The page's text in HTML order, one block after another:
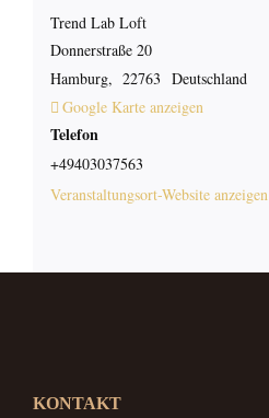
Trend Lab Loft
Donnerstraße 20
Hamburg, 22763 Deutschland
Google Karte anzeigen
Telefon
+49403037563
Veranstaltungsort-Website anzeigen
KONTAKT